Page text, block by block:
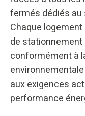
fermés dédiés
Chaque
de stationnement
conformément à
aux exigences
performance